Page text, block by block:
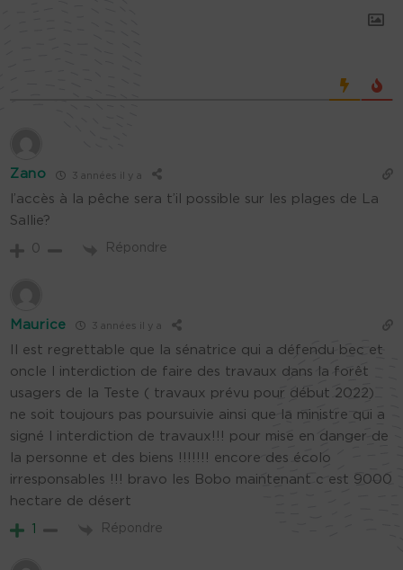
Zano 3 années il y a
l’accès à la pêche sera t’il possible sur les plages de La
Sallie?
0 Répondre
Maurice 3 années il y a
Il est regrettable que la sénatrice qui a défendu bec et
oncle l interdiction de faire des travaux dans la forêt
usagers de la Teste ( travaux prévu pour début 2022)
ne soit toujours pas poursuivie ainsi que la ministre qui a
signé l interdiction de travaux!!! pour mise en danger de
la personne et des biens !!!!!!! encore des écolo
irresponsables !!! bravo les Bobo maintenant c est 9000
hectare de désert
1 Répondre